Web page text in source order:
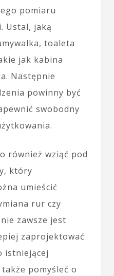
pomiaru
Ustal, jaką
toaleta
jak kabina
Następnie
powinny być
swobodny
również wziąć pod
który
umieścić
rur czy
zawsze jest
zaprojektować
istniejącej
pomyśleć o